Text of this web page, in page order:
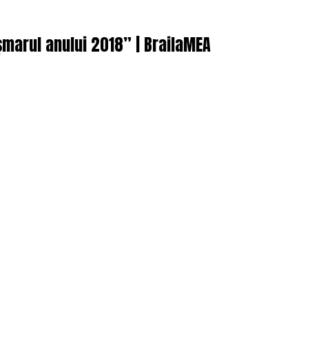
anului 2018” | BrailaMEA